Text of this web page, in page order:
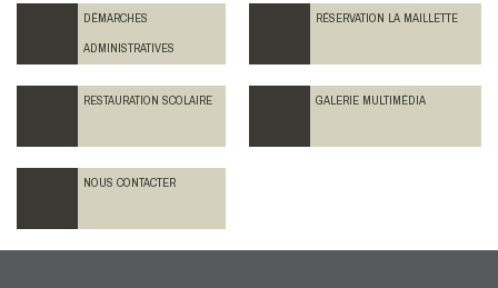
DÉMARCHES
ADMINISTRATIVES
RÉSERVATION LA MAILLETTE
RESTAURATION SCOLAIRE GALERIE MULTIMÉDIA
NOUS CONTACTER